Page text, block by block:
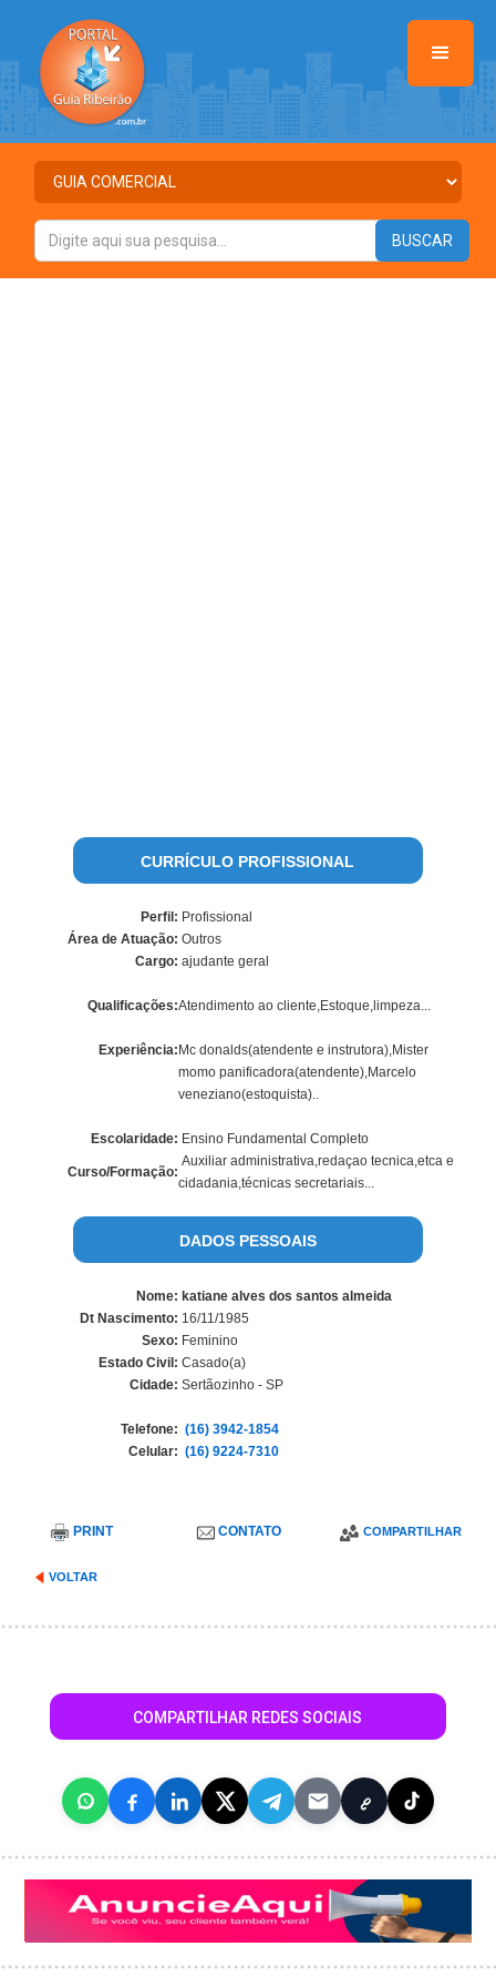
CURRÍCULO PROFISSIONAL
Perfil: Profissional
Área de Atuação: Outros
Cargo: ajudante geral
Qualificações:Atendimento ao cliente,Estoque,limpeza...
Experiência: Mc donalds(atendente e instrutora),Mister
momo panificadora(atendente),Marcelo
veneziano(estoquista)..
Escolaridade: Ensino Fundamental Completo
Curso/Formação:
Auxiliar administrativa,redaçao tecnica,etca e
cidadania,técnicas secretariais...
DADOS PESSOAIS
Nome: katiane alves dos santos almeida
Dt Nascimento: 16/11/1985
Sexo: Feminino
Estado Civil: Casado(a)
Cidade: Sertãozinho - SP
Telefone: (16) 3942-1854
Celular: (16) 9224-7310
PRINT CONTATO COMPARTILHAR
VOLTAR
COMPARTILHAR REDES SOCIAIS